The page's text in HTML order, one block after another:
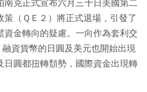
南克正式宣布六月三十日美國第二
策（ＱＥ２）將正式退場，引發了
資金轉向的疑慮。一向作為套利交
資貨幣的日圓及美元也開始出現
日圓都扭轉頹勢，國際資金出現轉